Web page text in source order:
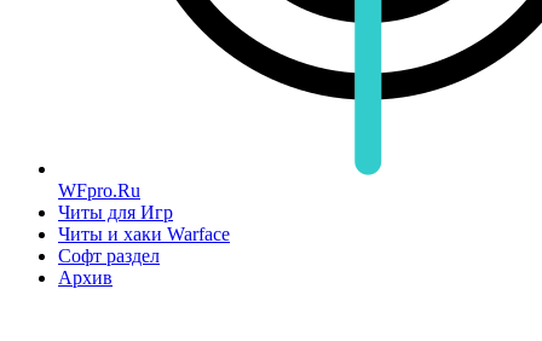
WFpro.Ru
Читы для Игр
Читы и хаки Warface
Софт раздел
Архив